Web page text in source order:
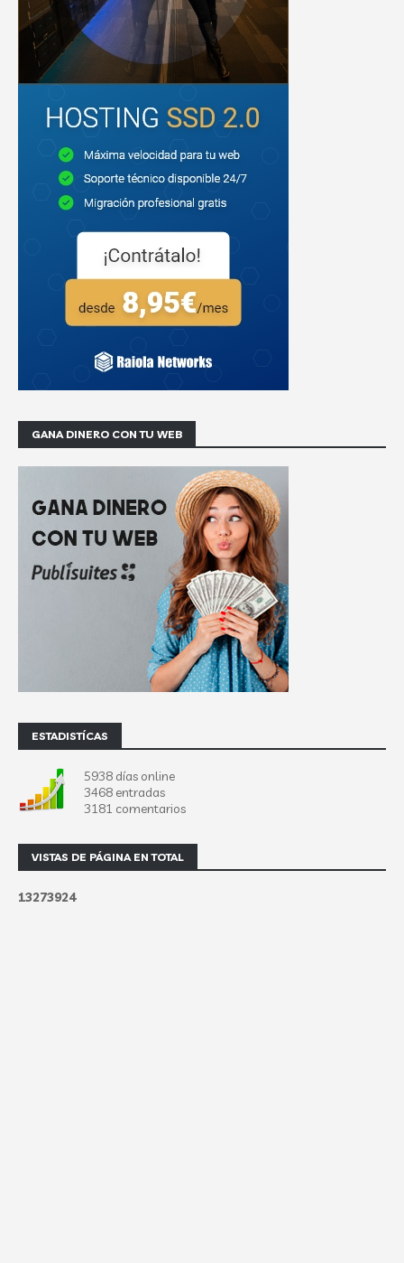
GANA DINERO CON TU WEB
ESTADISTÍCAS
5938 días online
3468 entradas
3181 comentarios
VISTAS DE PÁGINA EN TOTAL
13273924